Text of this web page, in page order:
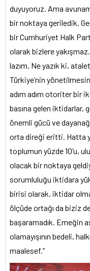
duyuyoruz. Ama
bir noktaya geriledik.
bir Cumhuriyet Halk
olarak bizlere
lazım. Ne yazık ki,
Türkiye’nin
adım adım otoriter bir
basına gelen iktidarlar,
önemli gücü ve
orta direği eritti. Hatta
toplumun yüzde 10’u,
olacak bir noktaya
sorumluluğu iktidara
birisi olarak, iktidar
ölçüde ortağı da biziz
başaramadık. Emeğin
olamayışının bedeli,
maalesef.”